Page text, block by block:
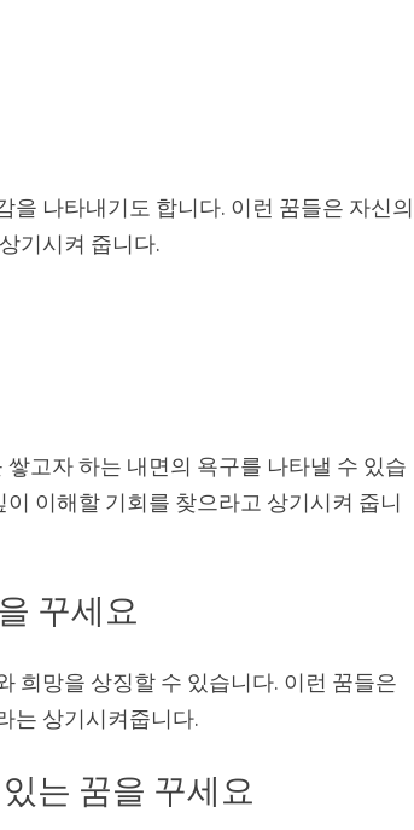
을 나타내기도 합니다. 이런 꿈들은 자신의
기시켜 줍니다.
고자 하는 내면의 욕구를 나타낼 수 있습
이해할 기회를 찾으라고 상기시켜 줍니
꾸세요
희망을 상징할 수 있습니다. 이런 꿈들은
는 상기시켜줍니다.
는 꿈을 꾸세요